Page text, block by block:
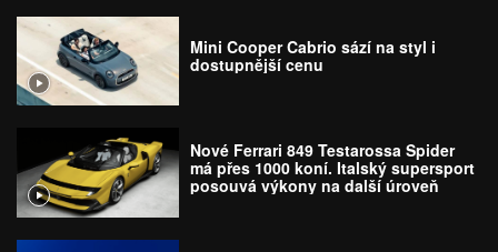
Mini Cooper Cabrio sází na styl i
dostupnější cenu
Nové Ferrari 849 Testarossa Spider
má přes 1000 koní. Italský supersport
posouvá výkony na další úroveň